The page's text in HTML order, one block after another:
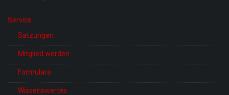
Service
Satzungen
Mitglied werden
Formulare
Wissenswertes